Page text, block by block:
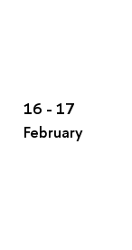
16 - 17
February